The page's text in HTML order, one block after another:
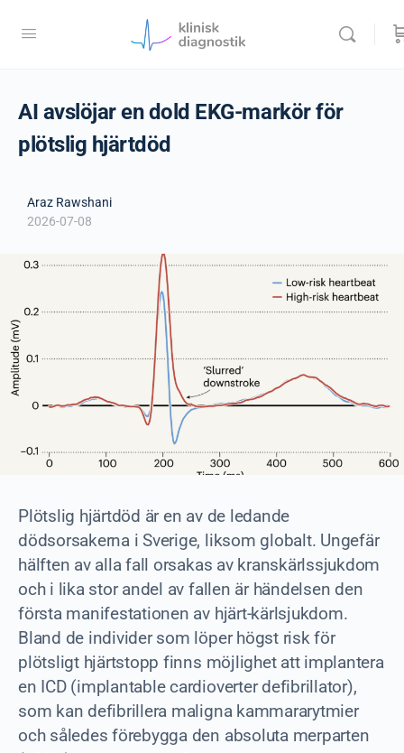
AI avslöjar en dold EKG-markör för
plötslig hjärtdöd
Araz Rawshani
2026-07-08
Plötslig hjärtdöd är en av de ledande
dödsorsakerna i Sverige, liksom globalt. Ungefär
hälften av alla fall orsakas av kranskärlssjukdom
och i lika stor andel av fallen är händelsen den
första manifestationen av hjärt-kärlsjukdom.
Bland de individer som löper högst risk för
plötsligt hjärtstopp finns möjlighet att implantera
en ICD (implantable cardioverter defibrillator),
som kan defibrillera maligna kammararytmier
och således förebygga den absoluta merparten